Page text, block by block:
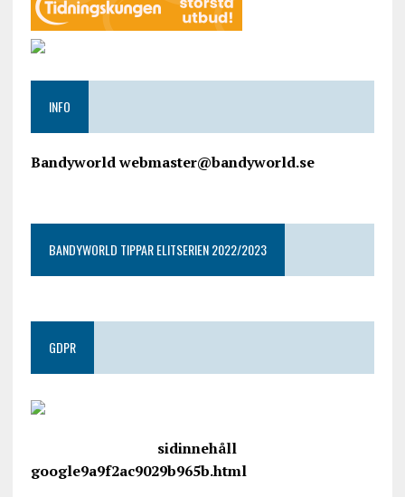
INFO
Bandyworld webmaster@bandyworld.se
BANDYWORLD TIPPAR ELITSERIEN 2022/2023
GDPR
sidinnehåll
google9a9f2ac9029b965b.html